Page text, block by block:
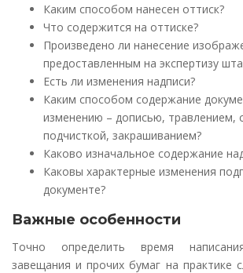
Каким способом нанесен оттиск?
Что содержится на оттиске?
Произведено ли нанесение
предоставленным на экспертизу
Есть ли изменения надписи?
Каким способом содержание
изменению – дописью, травлением,
подчисткой, закрашиванием?
Каково изначальное содержание
Каковы характерные изменения
документе?
Важные особенности
Точно определить время
завещания и прочих бумаг на практике